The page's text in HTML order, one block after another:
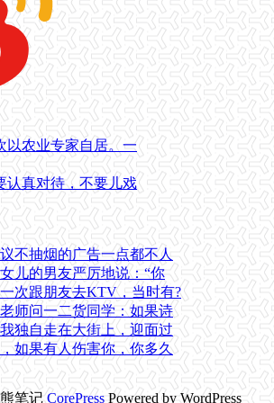
以农业专家自居。一
认真对待，不要儿戏
不抽烟的广告一点都不人
儿的男友严厉地说：“你
次跟朋友去KTV，当时有?
师问一二货同学：如果诗
独自走在大街上，迎面过
如果有人伤害你，你多久
熊笔记CorePress Powered by WordPress